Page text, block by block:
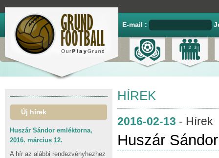
E-mail :
Új hírek
Huszár Sándor emléktorna,
2016. március 12.
A hír az alábbi rendezvényhezhez
HÍREK
2016-02-13 - Hírek
Huszár